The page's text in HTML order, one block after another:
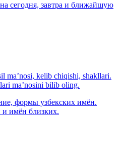
сегодня, завтра и ближайшую
ma’nosi, kelib chiqishi, shakllari.
ma’nosini bilib oling.
формы узбекских имён.
и имён близких.